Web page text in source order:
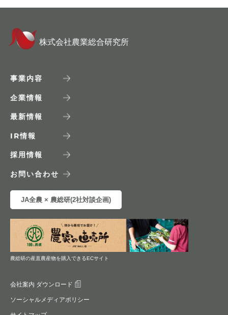
株式会社農業総合研究所
事業内容
企業情報
最新情報
IR情報
採用情報
お問い合わせ
JA全農 × 農総研(2社対談企画)
農総研の産直農産物を購入できるECサイト
会社案内 ダウンロード
ソーシャルメディアポリシー